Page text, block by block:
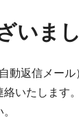
いま
返信メール
いたします。